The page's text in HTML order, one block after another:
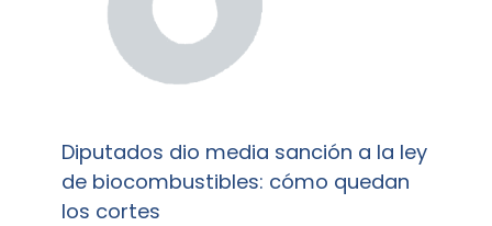
Diputados dio media sanción a la ley
de biocombustibles: cómo quedan
los cortes